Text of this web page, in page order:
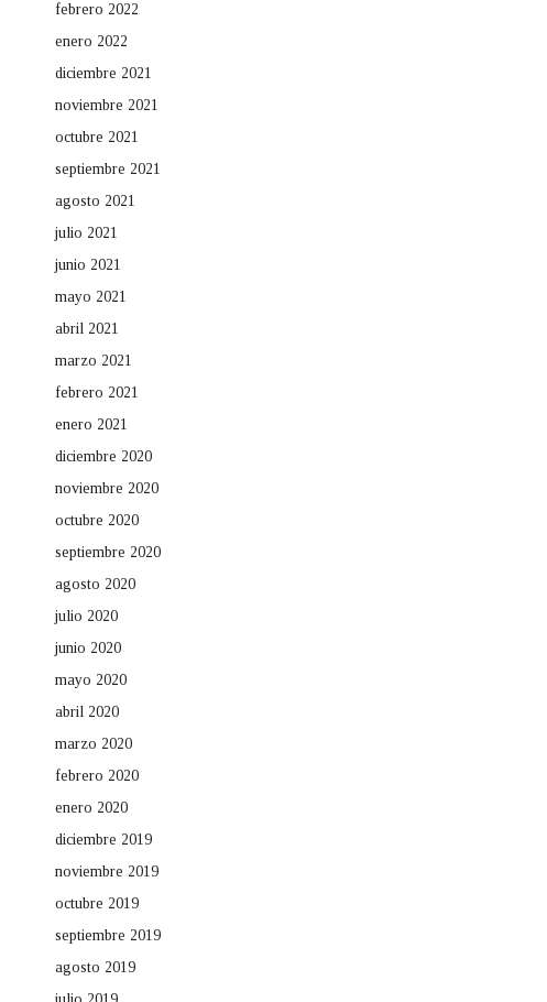
febrero 2022
enero 2022
diciembre 2021
noviembre 2021
octubre 2021
septiembre 2021
agosto 2021
julio 2021
junio 2021
mayo 2021
abril 2021
marzo 2021
febrero 2021
enero 2021
diciembre 2020
noviembre 2020
octubre 2020
septiembre 2020
agosto 2020
julio 2020
junio 2020
mayo 2020
abril 2020
marzo 2020
febrero 2020
enero 2020
diciembre 2019
noviembre 2019
octubre 2019
septiembre 2019
agosto 2019